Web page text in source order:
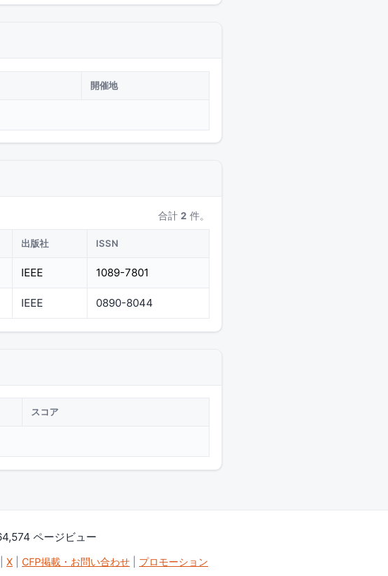
開催地
合計 2 件。
出版社 ISSN
IEEE 1089-7801
IEEE 0890-8044
スコア
ページビュー
X CFP掲載・お問い合わせ プロモーション